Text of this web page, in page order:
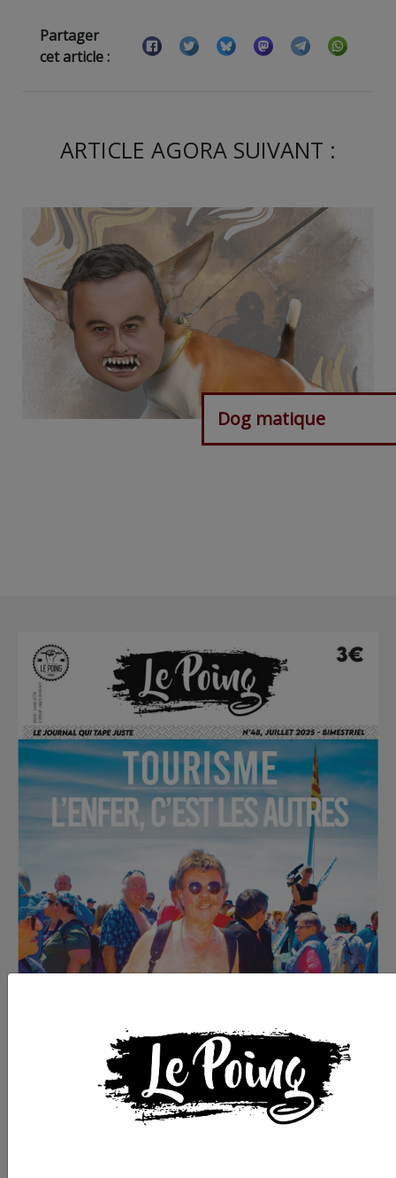
Partager
cet article :
ARTICLE AGORA SUIVANT :
Dog matique